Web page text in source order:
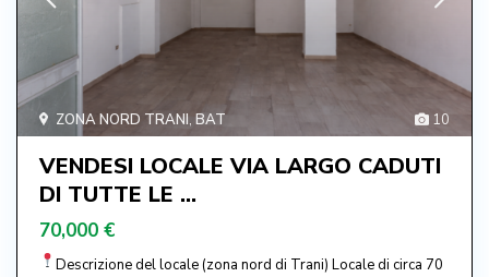
10
ZONA NORD TRANI, BAT
VENDESI LOCALE VIA LARGO CADUTI
DI TUTTE LE ...
70,000 €
Descrizione del locale (zona nord di Trani) Locale di circa 70